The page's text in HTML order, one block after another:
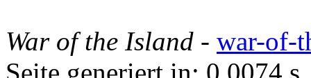
War of the Island - war-of-
Seite generiert in: 0.0074 s